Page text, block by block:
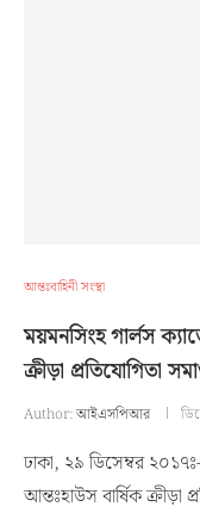
আন্তঃবাহিনী সংস্থা
ময়মনসিংহ গার্লস
ক্রীড়া প্রতিযোগিতা
Author:আইএসপিআর
ঢাকা, ২৯ ডিসেম্বর
আন্তঃহাউস বার্ষিক